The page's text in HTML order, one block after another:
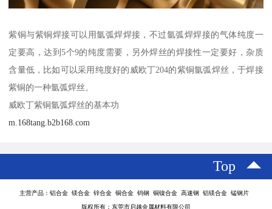
紫铜与紫铜焊接可以用氩弧焊焊接，不过氩弧焊焊接的气体纯度一
定要高，达到5个9的纯度需要，另外焊丝的焊接性一定要好，杂质
含量低，比如可以采用纯度好的威欧丁204的紫铜氩弧焊丝，于焊接
紫铜的一种氩弧焊丝。
威欧丁紫铜氩弧焊丝的基本功
m.168tang.b2b168.com
Top
主营产品：铝合金 镁合金 锌合金 铜合金 钨钢 铜镍合金 高速钢 铝镁合金 锰钢片
版权所有：东莞市启越金属材料有限公司